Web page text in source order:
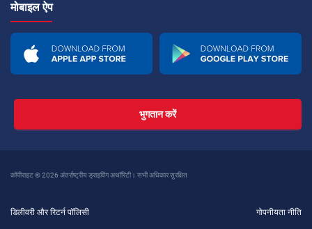
मोबाइल ऐप
भुगतान करें
कॉपीराइट © 2026 अंतर्राष्ट्रीय ड्राइविंग अथॉरिटी। सभी अधिकार सुरक्षित
डिलीवरी और रिटर्न पॉलिसी गोपनीयता नीति